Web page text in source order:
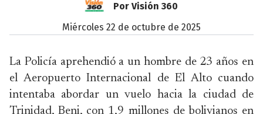
Por Visión 360
miércoles 22 de octubre de 2025
La Policía aprehendió a un hombre de 23 años en
el Aeropuerto Internacional de El Alto cuando
intentaba abordar un vuelo hacia la ciudad de
Trinidad, Beni, con 1,9 millones de bolivianos en